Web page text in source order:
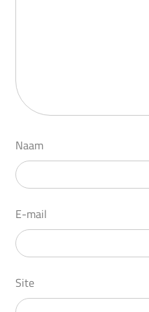
Naam
E-mail
Site